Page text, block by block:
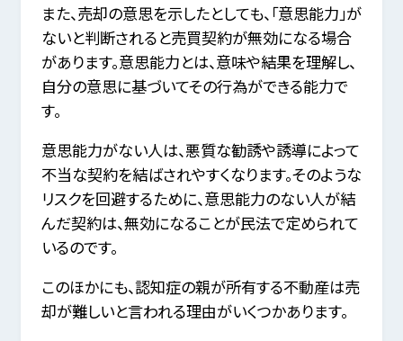
また、売却の意思を示したとしても、「意思能力」が
ないと判断されると売買契約が無効になる場合
があります。意思能力とは、意味や結果を理解し、
自分の意思に基づいてその行為ができる能力で
す。
意思能力がない人は、悪質な勧誘や誘導によって
不当な契約を結ばされやすくなります。そのような
リスクを回避するために、意思能力のない人が結
んだ契約は、無効になることが民法で定められて
いるのです。
このほかにも、認知症の親が所有する不動産は売
却が難しいと言われる理由がいくつかあります。